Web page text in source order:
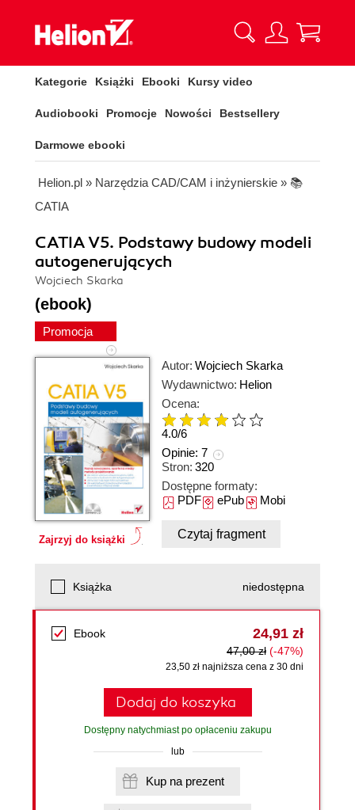
Kategorie Książki Ebooki Kursy video
Audiobooki Promocje Nowości Bestsellery
Darmowe ebooki
Helion.pl » Narzędzia CAD/CAM i inżynierskie » 📚
CATIA
CATIA V5. Podstawy budowy modeli
autogenerujących
Wojciech Skarka
(ebook)
Promocja
Zajrzyj do książki
Autor: Wojciech Skarka
Wydawnictwo: Helion
Ocena:
4.0/6
Opinie: 7
Stron: 320
Dostępne formaty:
PDFePubMobi
Czytaj fragment
Książka niedostępna
Ebook 24,91 zł
47,00 zł (-47%)
23,50 zł najniższa cena z 30 dni
Dodaj do koszyka
Dostępny natychmiast po opłaceniu zakupu
lub
Kup na prezent